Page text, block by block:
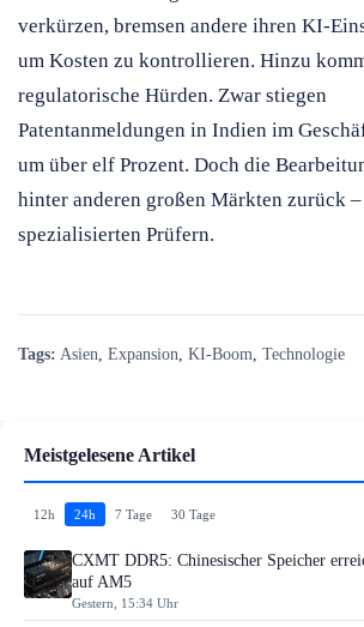
verkürzen, bremsen andere ihren KI-
um Kosten zu kontrollieren. Hinzu
regulatorische Hürden. Zwar stiegen
Patentanmeldungen in Indien im
um über elf Prozent. Doch die
hinter anderen großen Märkten zurück
spezialisierten Prüfern.
Tags: Asien Expansion KI-Boom Technologie
Meistgelesene Artikel
12h 24h 7 Tage 30 Tage
CXMT DDR5: Chinesischer Speicher
auf AM5
Gestern, 15:34 Uhr